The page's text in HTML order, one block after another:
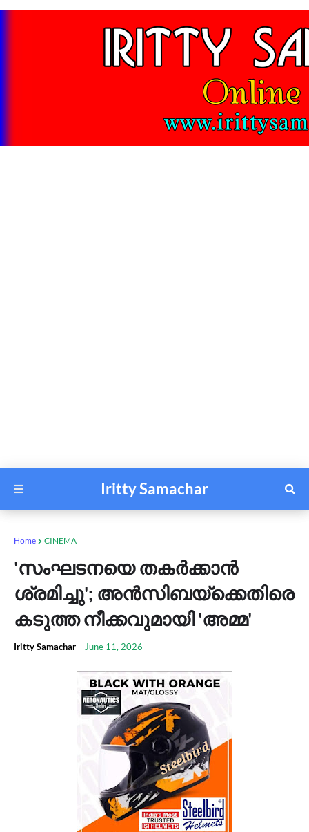
Iritty Samachar
Home CINEMA
'സംഘടനയെ തകര്‍ക്കാന്‍
ശ്രമിച്ചു'; അന്‍സിബയ്ക്കെതിരെ
കടുത്ത നീക്കവുമായി 'അമ്മ'
Iritty Samachar - June 11, 2026